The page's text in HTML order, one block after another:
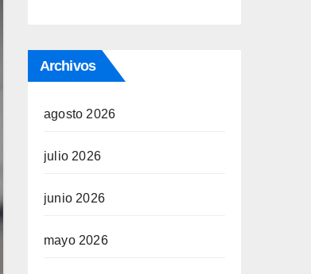
Archivos
agosto 2026
julio 2026
junio 2026
mayo 2026